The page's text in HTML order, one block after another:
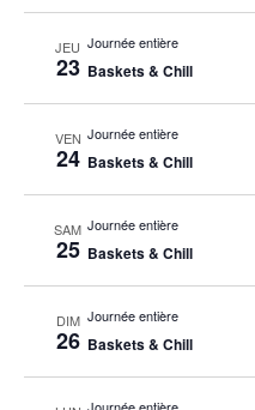
JEU
23
Journée entière
Baskets & Chill
VEN
24
Journée entière
Baskets & Chill
SAM
25
Journée entière
Baskets & Chill
DIM
26
Journée entière
Baskets & Chill